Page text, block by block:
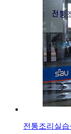
전통조리실습